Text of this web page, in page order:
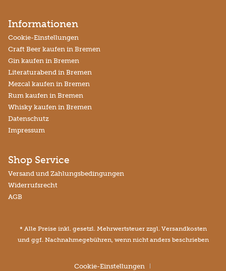
Informationen
Cookie-Einstellungen
Craft Beer kaufen in Bremen
Gin kaufen in Bremen
Literaturabend in Bremen
Mezcal kaufen in Bremen
Rum kaufen in Bremen
Whisky kaufen in Bremen
Datenschutz
Impressum
Shop Service
Versand und Zahlungsbedingungen
Widerrufsrecht
AGB
* Alle Preise inkl. gesetzl. Mehrwertsteuer zzgl. Versandkosten
und ggf. Nachnahmegebühren, wenn nicht anders beschrieben
Cookie-Einstellungen